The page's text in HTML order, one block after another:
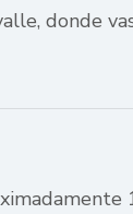
donde